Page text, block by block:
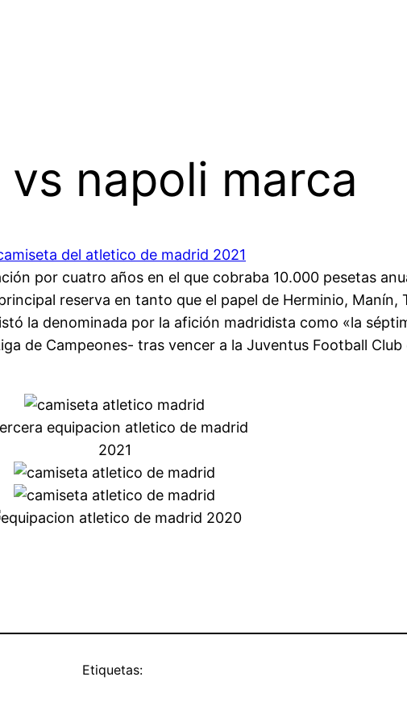
napoli marca
por cuatro años en el que cobraba 10.000 pesetas
reserva en tanto que el papel de Herminio,
la denominada por la afición madridista como «la
de Campeones- tras vencer a la Juventus Football
Etiquetas: